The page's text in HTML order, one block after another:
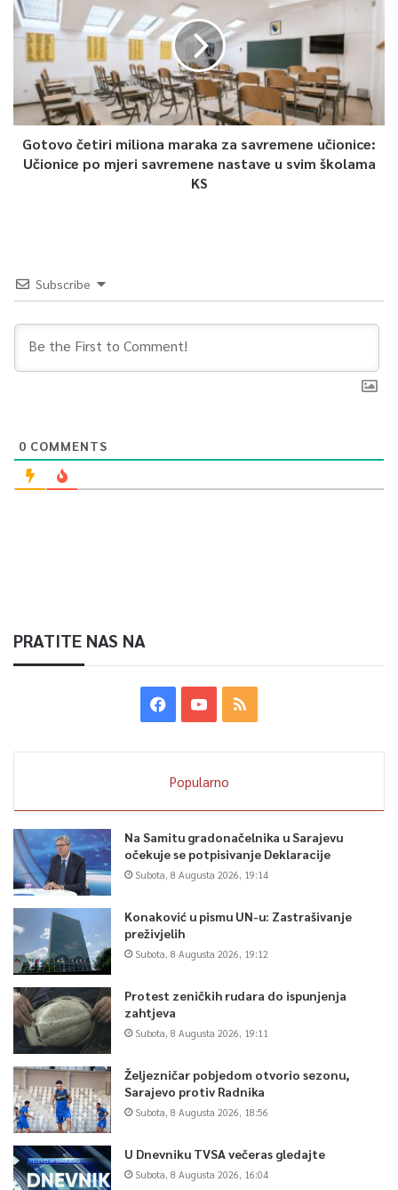
Gotovo četiri miliona maraka za savremene učionice:
Učionice po mjeri savremene nastave u svim školama
KS
Subscribe
0 COMMENTS
PRATITE NAS NA
Popularno
Na Samitu gradonačelnika u Sarajevu
očekuje se potpisivanje Deklaracije
Subota, 8 Augusta 2026, 19:14
Konaković u pismu UN-u: Zastrašivanje
preživjelih
Subota, 8 Augusta 2026, 19:12
Protest zeničkih rudara do ispunjenja
zahtjeva
Subota, 8 Augusta 2026, 19:11
Željezničar pobjedom otvorio sezonu,
Sarajevo protiv Radnika
Subota, 8 Augusta 2026, 18:56
U Dnevniku TVSA večeras gledajte
Subota, 8 Augusta 2026, 16:04